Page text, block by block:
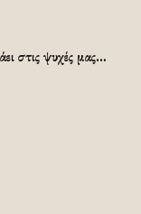
στις ψυχές μας…